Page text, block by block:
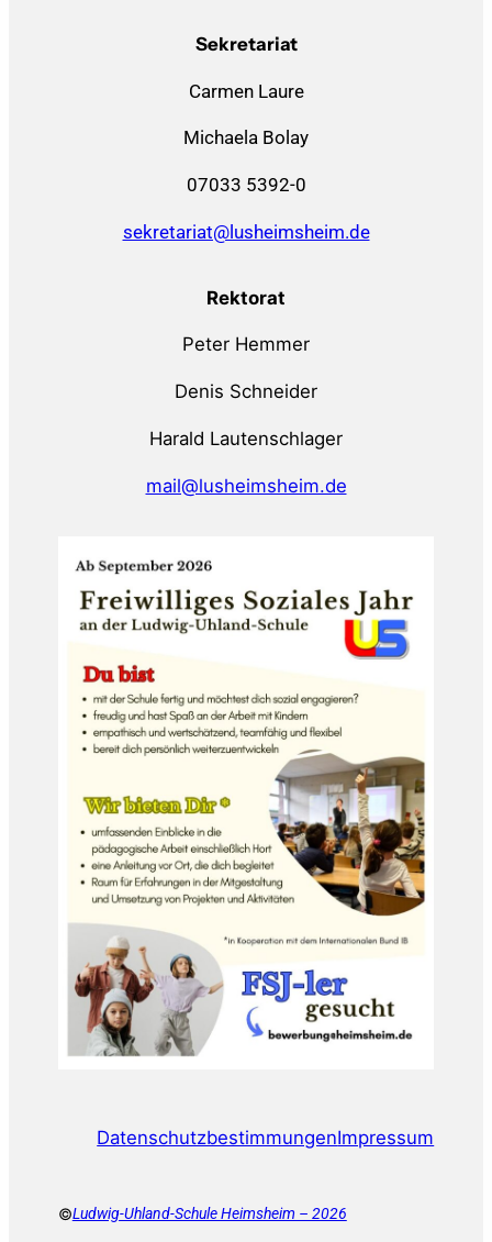
Sekretariat
Carmen Laure
Michaela Bolay
07033 5392-0
sekretariat@lusheimsheim.de
Rektorat
Peter Hemmer
Denis Schneider
Harald Lautenschlager
mail@lusheimsheim.de
DatenschutzbestimmungenImpressum
©Ludwig-Uhland-Schule Heimsheim – 2026